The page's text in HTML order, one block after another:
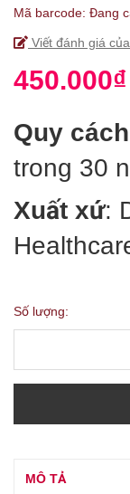
Mã barcode: Đang
Viết đánh giá
450.000₫
Quy cách
trong 30
Xuất xứ:
Số lượng:
MÔ TẢ